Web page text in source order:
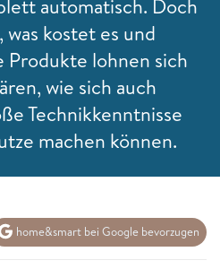
automatisch. Doch
kostet es und
Produkte lohnen sich
wie sich auch
Technikkenntnisse
machen können.
home&smart bei Google bevorzugen